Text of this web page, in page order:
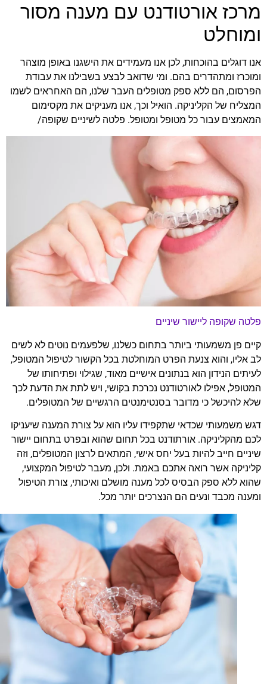
מרכז אורטודנט עם מענה מסור
ומוחלט
אנו דוגלים בהוכחות, לכן אנו מעמידים את הישגנו באופן מוצהר
ומוכרז ומתהדרים בהם. ומי שדואב לבצע בשבילנו את עבודת
הפרסום, הם ללא ספק מטופלים העבר שלנו, הם האחראים לשמו
המצליח של הקליניקה. הואיל וכך, אנו מעניקים את מקסימום
המאמצים עבור כל מטופל ומטופל. פלטה לשיניים שקופה/
פלטה שקופה ליישור שיניים
קיים פן משמעותי ביותר בתחום כשלנו, שלפעמים נוטים לא לשים
לב אליו, והוא צנעת הפרט המוחלטת בכל הקשור לטיפול המטופל,
לעיתים הנידון הוא בנתונים אישיים מאוד, שגילוי ופתיחותו של
המטופל, אפילו לאורטודנט נכרכת בקושי, ויש לתת את הדעת לכך
שלא להיכשל כי מדובר בסנטימנטים הרגשיים של המטופלים.
דגש משמעותי שכדאי שתקפידו עליו הוא על צורת המענה שיעניקו
לכם מהקליניקה. אורתודנט בכל תחום שהוא ובפרט בתחום יישור
שיניים חייב להיות בעל יחס אישי, המתאים לרצון המטופלים, וזה
קליניקה אשר רואה אתכם באמת. ולכן, מעבר לטיפול המקצועי,
שהוא ללא ספק הבסיס לכל מענה מושלם ואיכותי, צורת הטיפול
ומענה מכבד ונעים הם הנצרכים יותר מכל.